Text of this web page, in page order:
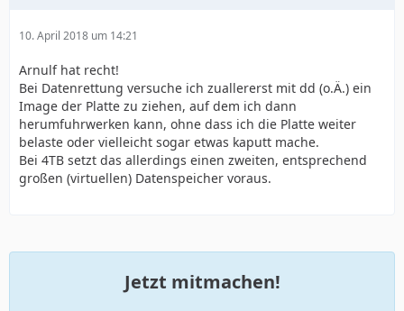
10. April 2018 um 14:21
Arnulf hat recht!
Bei Datenrettung versuche ich zuallererst mit dd (o.Ä.) ein
Image der Platte zu ziehen, auf dem ich dann
herumfuhrwerken kann, ohne dass ich die Platte weiter
belaste oder vielleicht sogar etwas kaputt mache.
Bei 4TB setzt das allerdings einen zweiten, entsprechend
großen (virtuellen) Datenspeicher voraus.
Jetzt mitmachen!